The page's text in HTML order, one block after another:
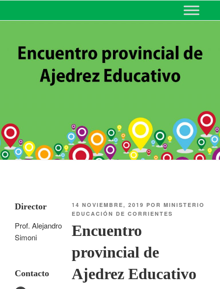
MINISTERIO DE EDUCACIÓN
DE CORRIENTES
14 NOVIEMBRE, 2019 PORMINISTERIO
EDUCACIÓN DE CORRIENTES
Encuentro
provincial de
Ajedrez Educativo
Director
Prof. Alejandro
Simoni
Contacto